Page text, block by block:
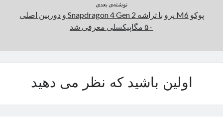
نوشته‌ی بعدی
پوکو M6 پرو با تراشه Snapdragon 4 Gen 2 و دوربین اصلی
۵۰ مگاپیکسلی معرفی شد
اولین باشید که نظر می دهید